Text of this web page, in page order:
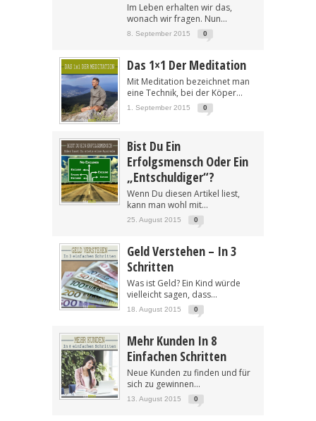
Im Leben erhalten wir das,
wonach wir fragen. Nun...
8. September 2015 0
Das 1×1 Der Meditation
Mit Meditation bezeichnet man
eine Technik, bei der Köper...
1. September 2015 0
Bist Du Ein
Erfolgsmensch Oder Ein
„Entschuldiger“?
Wenn Du diesen Artikel liest,
kann man wohl mit...
25. August 2015 0
Geld Verstehen – In 3
Schritten
Was ist Geld? Ein Kind würde
vielleicht sagen, dass...
18. August 2015 0
Mehr Kunden In 8
Einfachen Schritten
Neue Kunden zu finden und für
sich zu gewinnen...
13. August 2015 0